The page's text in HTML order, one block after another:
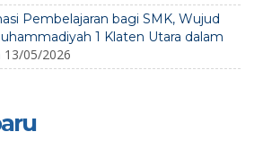
Pembelajaran bagi SMK, Wujud
1 Klaten Utara dalam
13/05/2026